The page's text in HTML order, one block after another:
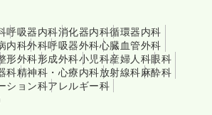
呼吸器内科消化器内科循環器内科
内科外科呼吸器外科心臓血管外科
形外科形成外科小児科産婦人科眼科
科精神科・心療内科放射線科麻酔科
ション科アレルギー科